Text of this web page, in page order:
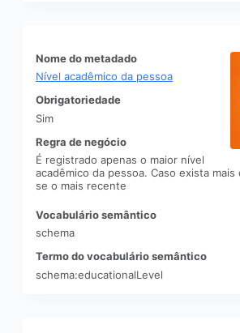
Nome do metadado
Nível acadêmico da pessoa
Obrigatoriedade
Sim
Regra de negócio
É registrado apenas o maior nível
acadêmico da pessoa. Caso exista
se o mais recente
Vocabulário semântico
schema
Termo do vocabulário semântico
schema:educationalLevel